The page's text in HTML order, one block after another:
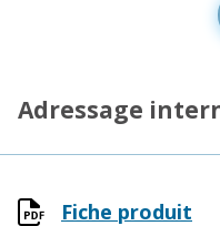
Adressage
Fiche produit